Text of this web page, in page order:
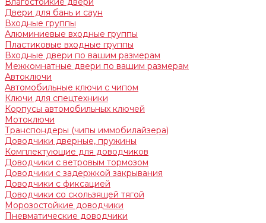
Двери для бань и саун
Входные группы
Алюминиевые входные группы
Пластиковые входные группы
Входные двери по вашим размерам
Межкомнатные двери по вашим размерам
Автоключи
Автомобильные ключи с чипом
Ключи для спецтехники
Корпусы автомобильных ключей
Мотоключи
Транспондеры (чипы иммобилайзера)
Доводчики дверные, пружины
Комплектующие для доводчиков
Доводчики с ветровым тормозом
Доводчики с задержкой закрывания
Доводчики с фиксацией
Доводчики со скользящей тягой
Морозостойкие доводчики
Пневматические доводчики